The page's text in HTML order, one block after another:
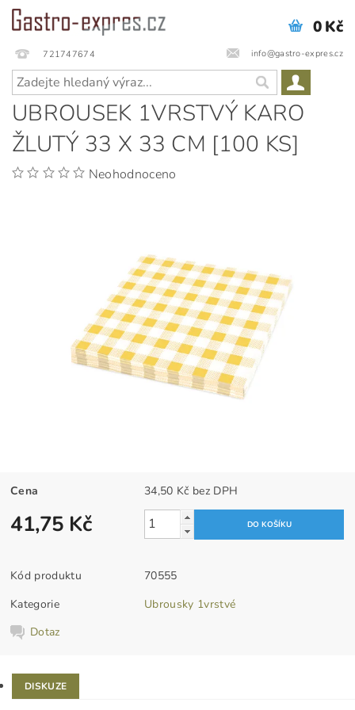
721747674 info@gastro-expres.cz
0 Kč
UBROUSEK 1VRSTVÝ KARO
ŽLUTÝ 33 X 33 CM [100 KS]
Neohodnoceno
Cena 34,50 Kč bez DPH
41,75 Kč
Kód produktu
70555
Kategorie
Ubrousky 1vrstvé
Dotaz
DISKUZE